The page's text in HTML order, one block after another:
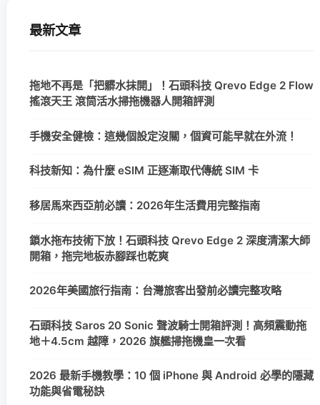
最新文章
拖地不再是「把髒水抹開」！石頭科技 Qrevo Edge 2 Flow
搖滾天王 滾筒活水掃拖機器人開箱評測
手機安全健檢：這幾個設定沒關，個資可能早就在外流！
科技新知：為什麼 eSIM 正逐漸取代傳統 SIM 卡
移居馬來西亞前必讀：2026年生活費用完整指南
鎖水拖布技術下放！石頭科技 Qrevo Edge 2 深度清潔大師
開箱，拖完地板赤腳踩也乾爽
2026年美國旅行指南：台灣旅客出發前必讀完整攻略
石頭科技 Saros 20 Sonic 聲波騎士開箱評測！高頻震動拖
地＋4.5cm 越障，2026 旗艦掃拖機皇一次看
2026 最新手機教學：10 個 iPhone 與 Android 必學的隱藏
功能與省電秘訣